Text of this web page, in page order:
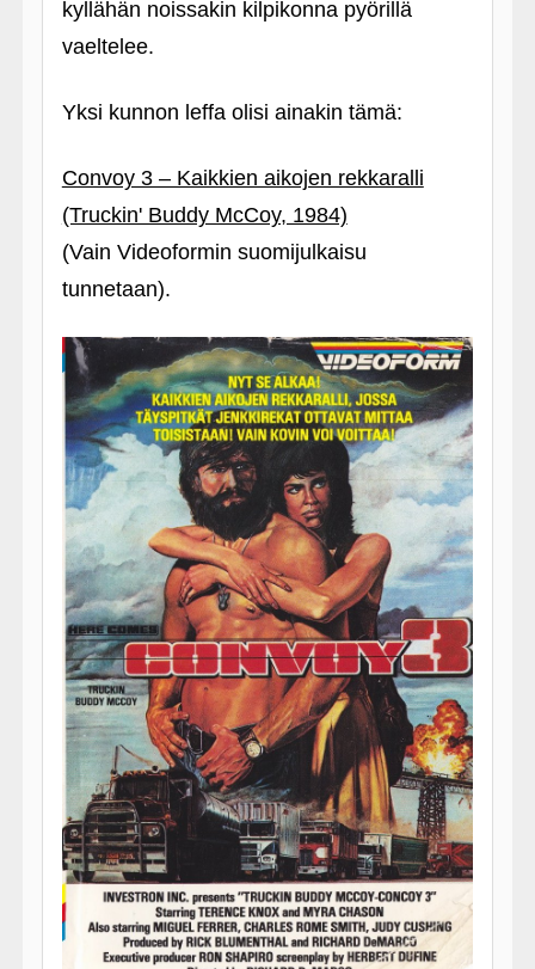
kyllähän noissakin kilpikonna pyörillä
vaeltelee.
Yksi kunnon leffa olisi ainakin tämä:
Convoy 3 – Kaikkien aikojen rekkaralli
(Truckin' Buddy McCoy, 1984)
(Vain Videoformin suomijulkaisu
tunnetaan).